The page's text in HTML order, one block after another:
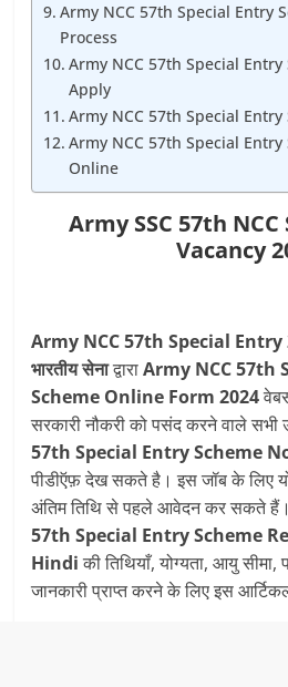
Army NCC 57th Special Entry
Process
Army NCC 57th Special
Apply
Army NCC 57th Special Entry
Army NCC 57th Special
Online
Army SSC 57th
Vacancy
Army NCC 57th Special Entry
भारतीय सेनाद्वाराArmy NCC 57th
Scheme Online Form 2024
सरकारी नौकरी को पसंद करने वाले सभी
57th Special Entry Scheme
पीडीऍफ़ देख सकते है। इस जॉब के लिए
अंतिम तिथि से पहले आवेदन कर सकते हैं।
57th Special Entry Scheme
Hindiकी तिथियाँ, योग्यता, आयु
जानकारी प्राप्त करने के लिए इस